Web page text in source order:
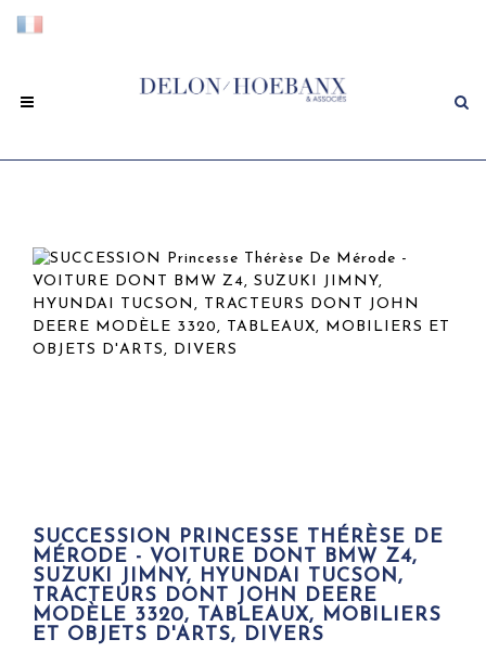
SUCCESSION PRINCESSE THÉRÈSE DE
MÉRODE - VOITURE DONT BMW Z4,
SUZUKI JIMNY, HYUNDAI TUCSON,
TRACTEURS DONT JOHN DEERE
MODÈLE 3320, TABLEAUX, MOBILIERS
ET OBJETS D'ARTS, DIVERS